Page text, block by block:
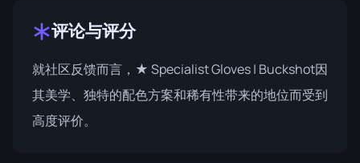
评论与评分
就社区反馈而言，★ Specialist Gloves | Buckshot因
其美学、独特的配色方案和稀有性带来的地位而受到
高度评价。